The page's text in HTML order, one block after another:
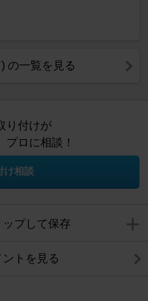
) の一覧を見る
り付けが
プロに相談！
け相談
プして保存
トを見る